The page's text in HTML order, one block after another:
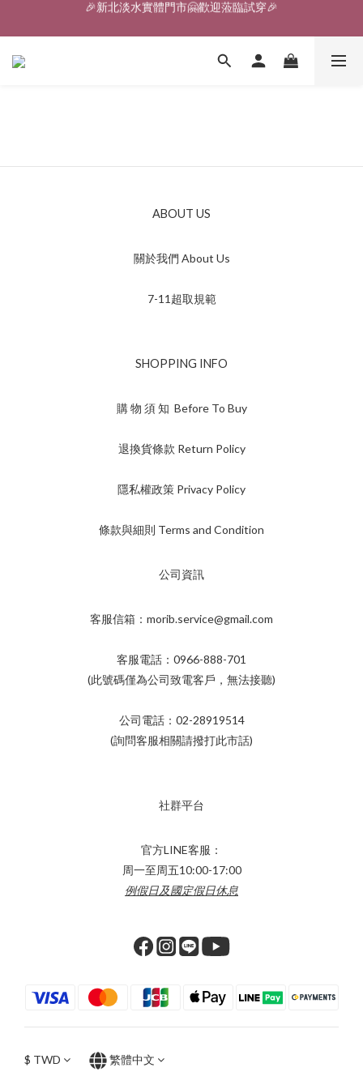
🎉新北淡水實體門市🤗歡迎蒞臨試穿🎉
登入會員、即享限定優惠回饋✨
ABOUT US
關於我們 About Us
7-11超取規範
SHOPPING INFO
購 物 須 知 Before To Buy
退換貨條款 Return Policy
隱私權政策 Privacy Policy
條款與細則 Terms and Condition
公司資訊
客服信箱：morib.service@gmail.com
客服電話：0966-888-701
(此號碼僅為公司致電客戶，無法接聽)
公司電話：02-28919514
(詢問客服相關請撥打此市話)
社群平台
官方LINE客服：
周一至周五10:00-17:00
例假日及國定假日休息
$ TWD 繁體中文